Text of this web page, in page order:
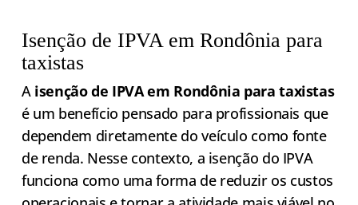
Isenção de IPVA em Rondônia para
taxistas
A isenção de IPVA em Rondônia para taxistas
é um benefício pensado para profissionais que
dependem diretamente do veículo como fonte
de renda. Nesse contexto, a isenção do IPVA
funciona como uma forma de reduzir os custos